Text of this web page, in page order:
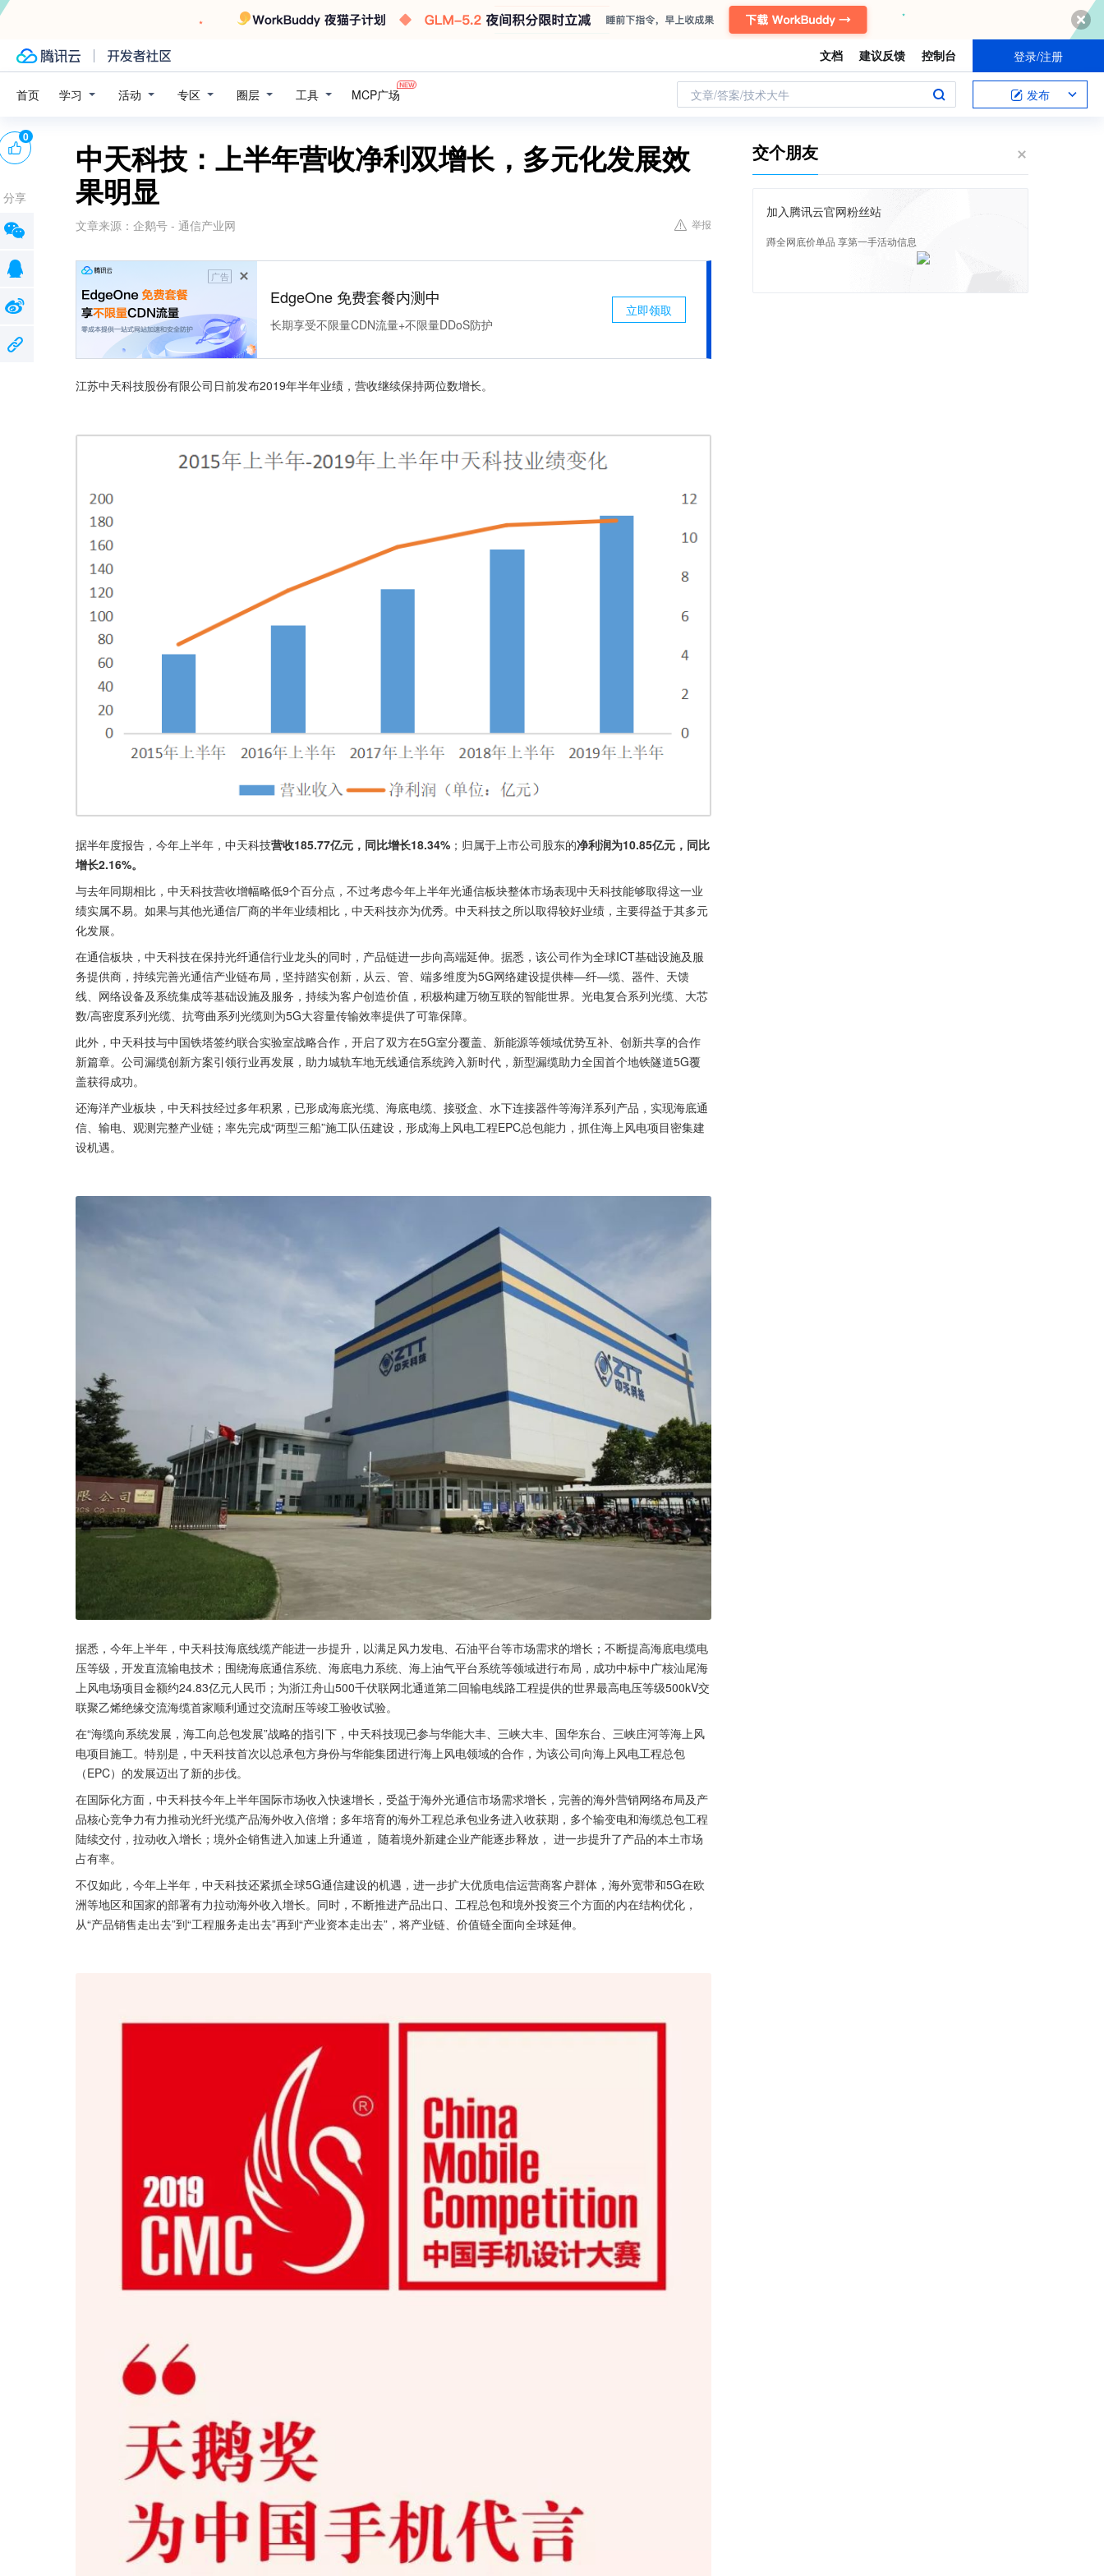
文档 建议反馈 控制台 登录/注册
首页 学习 活动 专区 圈层 工具 MCP广场 文章/答案/技术大牛 发布
中天科技：上半年营收净利双增长，多元化发展效
果明显
文章来源： 企鹅号 - 通信产业网 举报
广告
EdgeOne 免费套餐内测中
长期享受不限量CDN流量+不限量DDoS防护
立即领取
江苏中天科技股份有限公司日前发布2019年半年业绩，营收继续保持两位数增长。
据半年度报告，今年上半年，中天科技营收185.77亿元，同比增长18.34% ；归属于上市公司股东的净利润为10.85亿元，同比
增长2.16%。
与去年同期相比，中天科技营收增幅略低9个百分点，不过考虑今年上半年光通信板块整体市场表现中天科技能够取得这一业
绩实属不易。如果与其他光通信厂商的半年业绩相比，中天科技亦为优秀。中天科技之所以取得较好业绩，主要得益于其多元
化发展。
在通信板块，中天科技在保持光纤通信行业龙头的同时，产品链进一步向高端延伸。据悉，该公司作为全球ICT基础设施及服
务提供商，持续完善光通信产业链布局，坚持踏实创新，从云、管、端多维度为5G网络建设提供棒—纤—缆、器件、天馈
线、网络设备及系统集成等基础设施及服务，持续为客户创造价值，积极构建万物互联的智能世界。光电复合系列光缆、大芯
数/高密度系列光缆、抗弯曲系列光缆则为5G大容量传输效率提供了可靠保障。
此外，中天科技与中国铁塔签约联合实验室战略合作，开启了双方在5G室分覆盖、新能源等领域优势互补、创新共享的合作
新篇章。公司漏缆创新方案引领行业再发展，助力城轨车地无线通信系统跨入新时代，新型漏缆助力全国首个地铁隧道5G覆
盖获得成功。
还海洋产业板块，中天科技经过多年积累，已形成海底光缆、海底电缆、接驳盒、水下连接器件等海洋系列产品，实现海底通
信、输电、观测完整产业链；率先完成“两型三船”施工队伍建设，形成海上风电工程EPC总包能力，抓住海上风电项目密集建
设机遇。
据悉，今年上半年，中天科技海底线缆产能进一步提升，以满足风力发电、石油平台等市场需求的增长；不断提高海底电缆电
压等级，开发直流输电技术；围绕海底通信系统、海底电力系统、海上油气平台系统等领域进行布局，成功中标中广核汕尾海
上风电场项目金额约24.83亿元人民币；为浙江舟山500千伏联网北通道第二回输电线路工程提供的世界最高电压等级500kV交
联聚乙烯绝缘交流海缆首家顺利通过交流耐压等竣工验收试验。
在“海缆向系统发展，海工向总包发展”战略的指引下，中天科技现已参与华能大丰、三峡大丰、国华东台、三峡庄河等海上风
电项目施工。特别是，中天科技首次以总承包方身份与华能集团进行海上风电领域的合作，为该公司向海上风电工程总包
（EPC）的发展迈出了新的步伐。
在国际化方面，中天科技今年上半年国际市场收入快速增长，受益于海外光通信市场需求增长，完善的海外营销网络布局及产
品核心竞争力有力推动光纤光缆产品海外收入倍增；多年培育的海外工程总承包业务进入收获期，多个输变电和海缆总包工程
陆续交付，拉动收入增长；境外企销售进入加速上升通道， 随着境外新建企业产能逐步释放， 进一步提升了产品的本土市场
占有率。
不仅如此，今年上半年，中天科技还紧抓全球5G通信建设的机遇，进一步扩大优质电信运营商客户群体，海外宽带和5G在欧
洲等地区和国家的部署有力拉动海外收入增长。同时，不断推进产品出口、工程总包和境外投资三个方面的内在结构优化，
从“产品销售走出去”到“工程服务走出去”再到“产业资本走出去”，将产业链、价值链全面向全球延伸。
0
分享
交个朋友
加入腾讯云官网粉丝站
蹲全网底价单品 享第一手活动信息